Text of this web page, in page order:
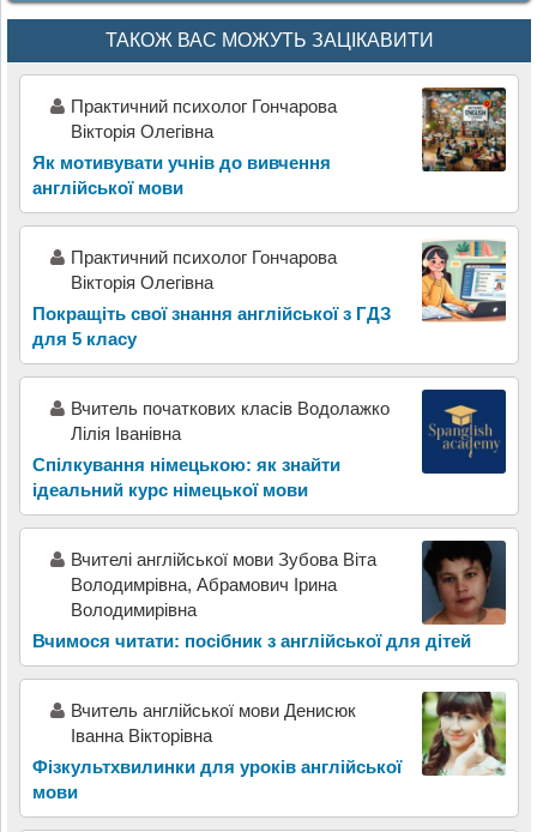
ТАКОЖ ВАС МОЖУТЬ ЗАЦІКАВИТИ
Практичний психолог Гончарова
Вікторія Олегівна
Як мотивувати учнів до вивчення
англійської мови
Практичний психолог Гончарова
Вікторія Олегівна
Покращіть свої знання англійської з ГДЗ
для 5 класу
Вчитель початкових класів Водолажко
Лілія Іванівна
Спілкування німецькою: як знайти
ідеальний курс німецької мови
Вчителі англійської мови Зубова Віта
Володимрівна, Абрамович Ірина
Володимирівна
Вчимося читати: посібник з англійської для дітей
Вчитель англійської мови Денисюк
Іванна Вікторівна
Фізкультхвилинки для уроків англійської
мови